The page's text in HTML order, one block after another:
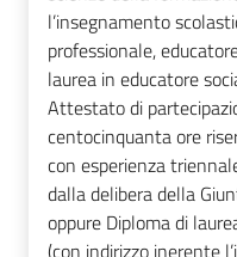
l’insegnamento
professionale,
laurea in educatore
Attestato di
centocinquanta ore
con esperienza
dalla delibera della
oppure Diploma di
(con indirizzo inerente